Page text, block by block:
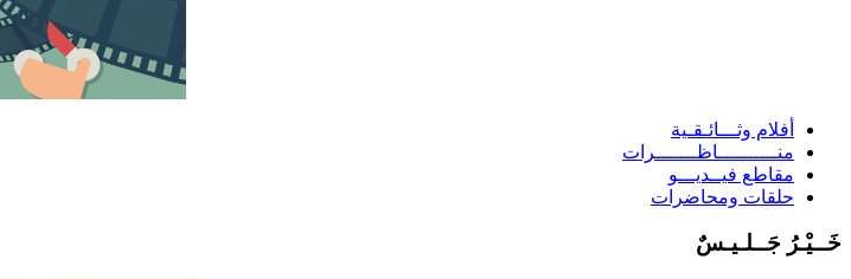
أفلام وثـــائـقـية
منــــــــــاظـــــــرات
مقاطع فيــديـــو
حلقات ومحاضرات
خَــيْـرُ جَــلـيـسٌ